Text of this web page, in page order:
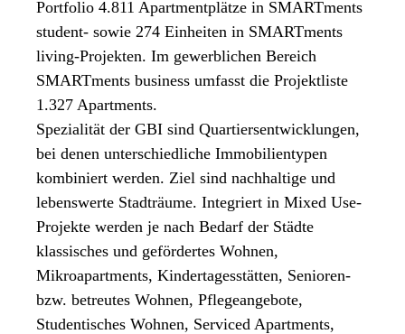
Portfolio 4.811 Apartmentplätze in SMARTments
student- sowie 274 Einheiten in SMARTments
living-Projekten. Im gewerblichen Bereich
SMARTments business umfasst die Projektliste
1.327 Apartments.
Spezialität der GBI sind Quartiersentwicklungen,
bei denen unterschiedliche Immobilientypen
kombiniert werden. Ziel sind nachhaltige und
lebenswerte Stadträume. Integriert in Mixed Use-
Projekte werden je nach Bedarf der Städte
klassisches und gefördertes Wohnen,
Mikroapartments, Kindertagesstätten, Senioren-
bzw. betreutes Wohnen, Pflegeangebote,
Studentisches Wohnen, Serviced Apartments,